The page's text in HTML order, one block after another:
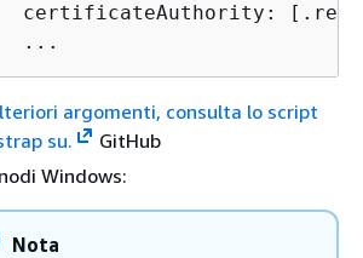
certificateAuthority:
...
argomenti, consulta lo script
su.
GitHub
Windows:
Nota